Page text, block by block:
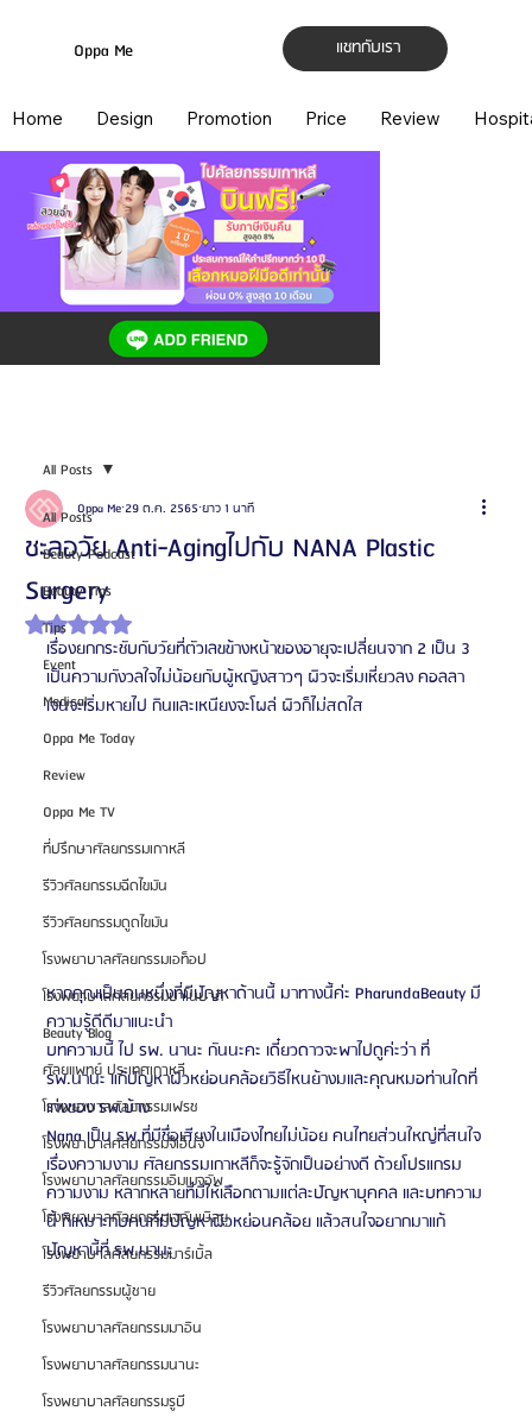
แชทกับเรา
Oppa Me
Home Design Promotion Price Review
All Posts
Beauty Podcast
Beauty Tips
Tips
Event
Medical
Oppa Me Today
Review
Oppa Me TV
ที่ปรึกษาศัลยกรรมเกาหลี
รีวิวศัลยกรรมฉีดไขมัน
รีวิวศัลยกรรมดูดไขมัน
โรงพยาบาลศัลยกรรมเอท็อป
โรงพยาบาลศัลยกรรมบาโนบากิ
Beauty Blog
ศัลยแพทย์ ประเทศเกาหลี
โรงพยาบาลศัลยกรรมเฟรช
โรงพยาบาลศัลยกรรมจีเอ็นจี
โรงพยาบาลศัลยกรรมอิมเมจอัพ
โรงพยาบาลศัลยกรรมเจดับเบิลยู
โรงพยาบาลศัลยกรรมมาร์เบิ้ล
รีวิวศัลยกรรมผู้ชาย
โรงพยาบาลศัลยกรรมมาอิน
โรงพยาบาลศัลยกรรมนานะ
โรงพยาบาลศัลยกรรมรูบี
All Posts
ชะลอวัย Anti-Agingไปกับ NANA Plastic
Surgery
Oppa Me29 ต.ค. 2565 ยาว 1 นาที
ได้รับ NaN เต็ม 5 ดาว
เรื่องยกกระชับกับวัยที่ตัวเลขข้างหน้าของอายุจะเปลี่ยนจาก 2 เป็น 3
เป็นความกังวลใจไม่น้อยกับผู้หญิงสาวๆ ผิวจะเริ่มเหี่ยวลง คอลลา
เจนจะเริ่มหายไป กินและเหนียงจะโผล่ ผิวก็ไม่สดใส
หากคุณเป็นคนหนึ่งที่มีปัญหาด้านนี้ มาทางนี้ค่ะ PharundaBeauty มี
ความรู้ดีดีมาแนะนำ
บทความนี้ ไป รพ. นานะ กันนะคะ เดี๋ยวดาวจะพาไปดูค่ะว่า ที่
รพ.นานะ แก้ปัญหาผิวหย่อนคล้อยวิธีไหนย้างมและคุณหมอท่านใดที่
เก่งของ รพ.บ้าง
Nana เป็น รพ.ที่มีชื่อเสียงในเมืองไทยไม่น้อย คนไทยส่วนใหญ่ที่สนใจ
เรื่องความงาม ศัลยกรรมเกาหลีก็จะรู้จักเป็นอย่างดี ด้วยโปรแกรม
ความงาม หลากหลายที่มีให้เลือกตามแต่ละปัญหาบุคคล และบทความ
นี้ ก็เหมาะกับคนที่มีปัญหาผิวหย่อนคล้อย แล้วสนใจอยากมาแก้
ปัญหานี้ที่ รพ.นานะ